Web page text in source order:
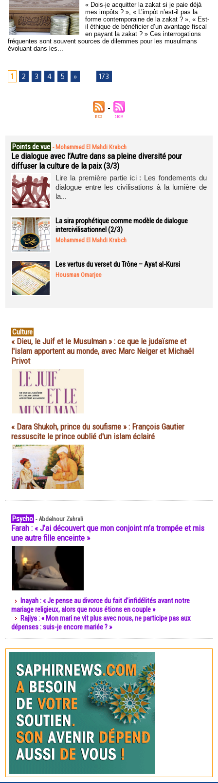
« Dois-je acquitter la zakat si je paie déjà
mes impôts ? », « L’impôt n’est-il pas la
forme contemporaine de la zakat ? », « Est-
il éthique de bénéficier d’un avantage fiscal
en payant la zakat ? » Ces interrogations
fréquentes sont souvent sources de dilemmes pour les musulmans
évoluant dans les...
1 2 3 4 5 » 173
Points de vue - Mohammed El Mahdi Krabch
Le dialogue avec l’Autre dans sa pleine diversité pour
diffuser la culture de la paix (3/3)
Lire la première partie ici : Les fondements du
dialogue entre les civilisations à la lumière de
la...
La sira prophétique comme modèle de dialogue
intercivilisationnel (2/3)
Mohammed El Mahdi Krabch
Les vertus du verset du Trône – Ayat al-Kursi
Housman Omarjee
Culture
« Dieu, le Juif et le Musulman » : ce que le judaïsme et
l'islam apportent au monde, avec Marc Neiger et Michaël
Privot
« Dara Shukoh, prince du soufisme » : François Gautier
ressuscite le prince oublié d'un islam éclairé
Psycho -Abdelnour Zahrali
Farah : « J’ai découvert que mon conjoint m’a trompée et mis
une autre fille enceinte »
Inayah : « Je pense au divorce du fait d’infidélités avant notre
mariage religieux, alors que nous étions en couple »
Rajiya : « Mon mari ne vit plus avec nous, ne participe pas aux
dépenses : suis-je encore mariée ? »